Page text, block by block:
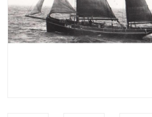
ABONNEMENT DE
MODELBOUWER